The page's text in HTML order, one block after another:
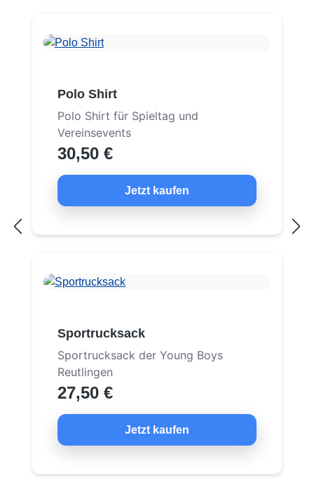
Polo Shirt
Polo Shirt für Spieltag und
Vereinsevents
30,50 €
Jetzt kaufen
Sportrucksack
Sportrucksack der Young Boys
Reutlingen
27,50 €
Jetzt kaufen